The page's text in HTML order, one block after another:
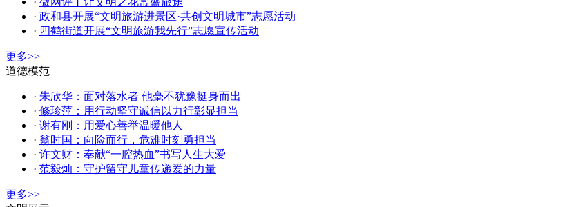
· 政和县开展“文明旅游进景区·共创文明城市”志愿活动
· 四鹤街道开展“文明旅游我先行”志愿宣传活动
更多>>
道德模范
· 朱欣华：面对落水者 他毫不犹豫挺身而出
· 修珍萍：用行动坚守诚信以力行彰显担当
· 谢有刚：用爱心善举温暖他人
· 翁时国：向险而行，危难时刻勇担当
· 许文财：奉献“一腔热血”书写人生大爱
· 范毅灿：守护留守儿童传递爱的力量
更多>>